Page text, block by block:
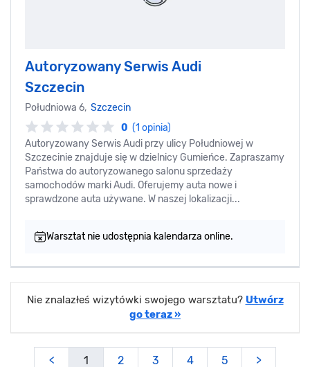
Autoryzowany Serwis Audi
Szczecin
Południowa 6, Szczecin
0 (1 opinia)
Autoryzowany Serwis Audi przy ulicy Południowej w
Szczecinie znajduje się w dzielnicy Gumieńce. Zapraszamy
Państwa do autoryzowanego salonu sprzedaży
samochodów marki Audi. Oferujemy auta nowe i
sprawdzone auta używane. W naszej lokalizacji...
Warsztat nie udostępnia kalendarza online.
Nie znalazłeś wizytówki swojego warsztatu? Utwórz
go teraz »
< 1 2 3 4 5 >